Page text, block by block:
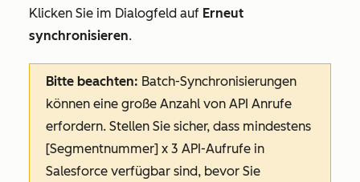
Klicken Sie im Dialogfeld auf Erneut
synchronisieren.
Bitte beachten: Batch-Synchronisierungen
können eine große Anzahl von API Anrufe
erfordern. Stellen Sie sicher, dass mindestens
[Segmentnummer] x 3 API-Aufrufe in
Salesforce verfügbar sind, bevor Sie